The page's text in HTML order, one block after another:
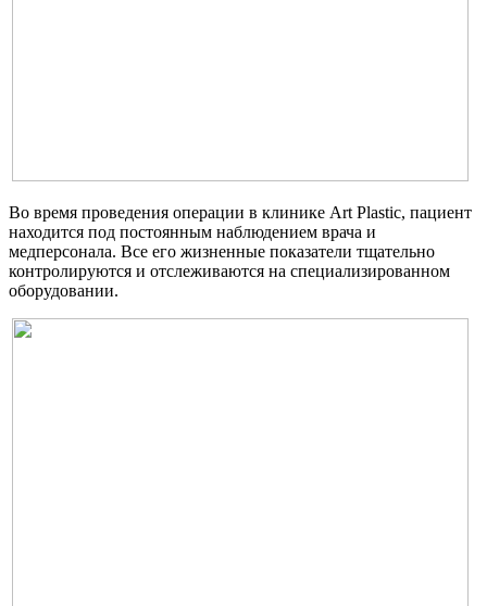
Во время проведения операции в клинике Art Plastic, пациент
находится под постоянным наблюдением врача и
медперсонала. Все его жизненные показатели тщательно
контролируются и отслеживаются на специализированном
оборудовании.